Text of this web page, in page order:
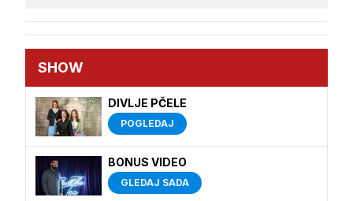
SHOW
DIVLJE PČELE
POGLEDAJ
BONUS VIDEO
GLEDAJ SADA